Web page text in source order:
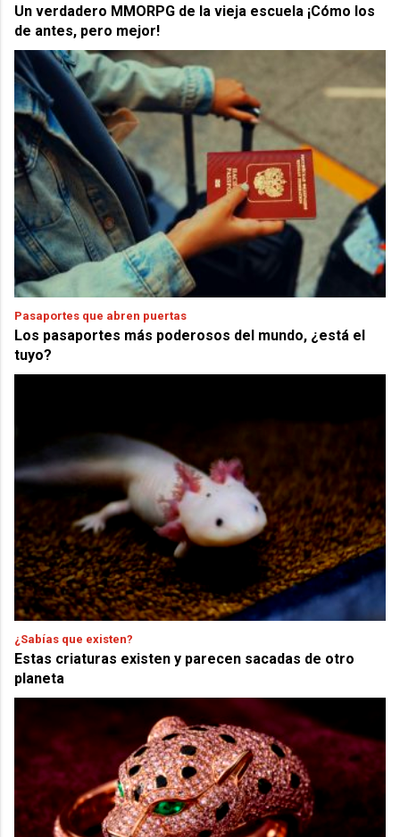
Un verdadero MMORPG de la vieja escuela ¡Cómo los
de antes, pero mejor!
Pasaportes que abren puertas
Los pasaportes más poderosos del mundo, ¿está el
tuyo?
¿Sabías que existen?
Estas criaturas existen y parecen sacadas de otro
planeta